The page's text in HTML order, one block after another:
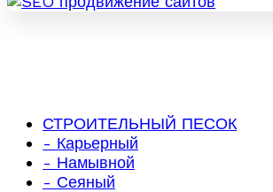
СТРОИТЕЛЬНЫЙ ПЕСОК
- Карьерный
- Намывной
- Сеяный